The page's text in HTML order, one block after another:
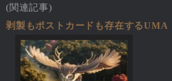
(関連記事)
剥製もポストカードも存在するUMA